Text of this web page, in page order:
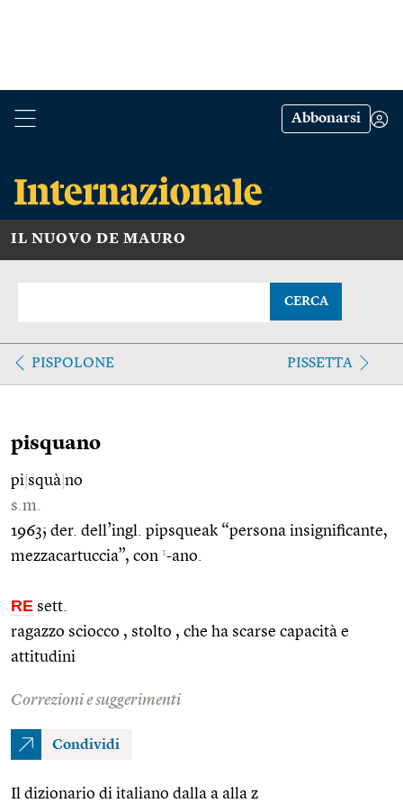
Abbonarsi
IL NUOVO DE MAURO
CERCA
PISPOLONE PISSETTA
pisquano
pi squà no
s.m.
1963; der. dell’ingl. pipsqueak “persona insignificante,
mezzacartuccia”, con 1-ano.
RE sett.
ragazzo sciocco , stolto , che ha scarse capacità e
attitudini
Correzioni e suggerimenti
Condividi
Il dizionario di italiano dalla a alla z